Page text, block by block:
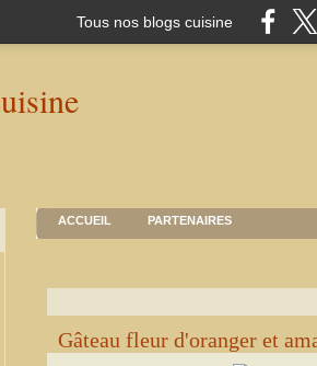
Tous nos blogs cuisine
ACCUEIL PARTENAIRES
Gâteau fleur d'oranger et